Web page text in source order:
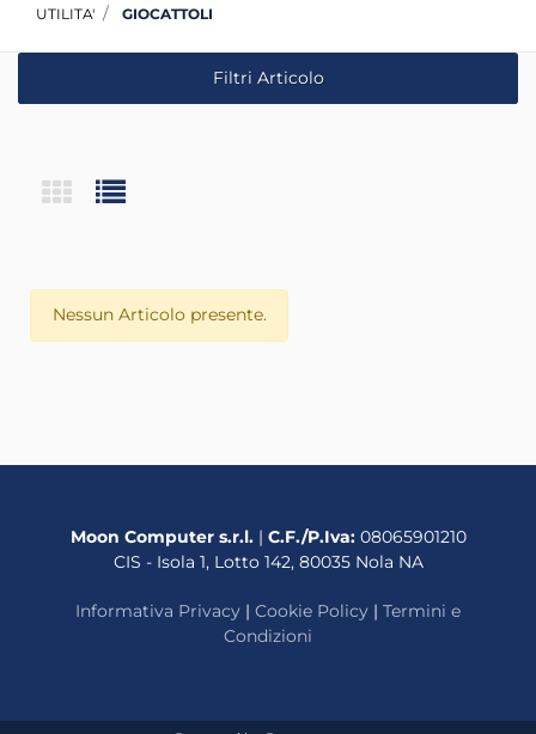
UTILITA' GIOCATTOLI
Filtri Articolo
Nessun Articolo presente.
Moon Computer s.r.l.| C.F./P.Iva: 08065901210
CIS - Isola 1, Lotto 142, 80035 Nola NA
Informativa Privacy | Cookie Policy | Termini e
Condizioni